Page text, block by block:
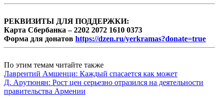
РЕКВИЗИТЫ ДЛЯ ПОДДЕРЖКИ:
Карта Сбербанка – 2202 2072 1610 0373
Форма для донатов https://dzen.ru/yerkramas?donate=true
По этим темам читайте также
Лаврентий Амшенци: Каждый спасается как может
Д. Арутюнян: Рост цен серьезно отразился на деятельности
правительства Армении